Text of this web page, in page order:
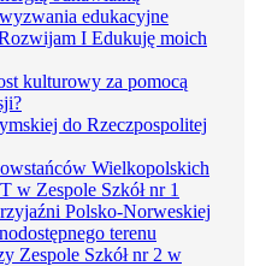
edukacyjne
I Edukuję moich
kulturowy za pomocą
do Rzeczpospolitej
Wielkopolskich
w Zespole Szkół nr 1
Polsko-Norweskiej
terenu
Zespole Szkół nr 2 w